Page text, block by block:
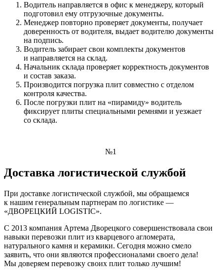
Водитель направляется в офис к менеджеру, который
подготовил ему отгрузочные документы.
Менеджер повторно проверяет документы, получает
доверенность от водителя, выдает водителю документы
на подпись.
Водитель забирает свои комплекты документов
и направляется на склад.
Начальник склада проверяет корректность документов
и состав заказа.
Производится погрузка плит совместно с отделом
контроля качества.
После погрузки плит на «пирамиду» водитель
фиксирует плиты специальными ремнями и уезжает
со склада.
№1
Доставка логистической службой
При доставке логистической службой, мы обращаемся
к нашим генеральным партнерам по логистике —
«ДВОРЕЦКИЙ LOGISTIC».
С 2013 компания Артема Дворецкого совершенствовала свои
навыки перевозки плит из кварцевого агломерата,
натурального камня и керамики. Сегодня можно смело
заявить, что они являются профессионалами своего дела!
Мы доверяем перевозку своих плит только лучшим!